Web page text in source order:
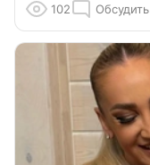
102 Обсудить